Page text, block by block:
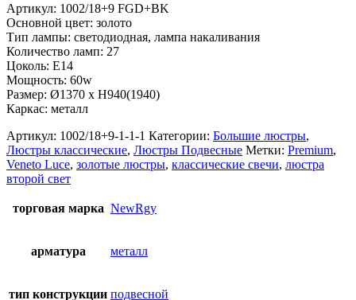
Артикул: 1002/18+9 FGD+BK
Основной цвет: золото
Тип лампы: светодиодная, лампа накаливания
Количество ламп: 27
Цоколь: Е14
Мощность: 60w
Размер: Ø1370 x H940(1940)
Каркас: металл
Артикул: 1002/18+9-1-1-1 Категории: Большие люстры,
Люстры классические, Люстры Подвесные Метки: Premium,
Veneto Luce, золотые люстры, классические свечи, люстра
второй свет
торговая марка NewRgy
арматура металл
тип конструкции подвесной